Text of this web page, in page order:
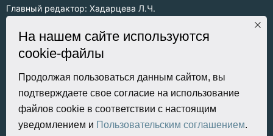
Главный редактор: Хадарцева Л.Ч.
Информация на сайте предназначена для лиц старше 16 лет.
Все права на любые материалы, опубликованные на сайте,
защищены в соответствии с российским законодательством
об интеллектуальной собственности. Любое использование
текстовых, фото, аудио и видеоматериалов возможно только
с согласия правообладателя (ООО «Крылья») и при строгом
наличии ссылки на ресурс. Для сетевых ресурсов –
гиперссылка.
На нашем сайте используются
cookie-файлы
Продолжая пользоваться данным сайтом, вы
подтверждаете свое согласие на использование
файлов cookie в соответствии с настоящим
уведомлением и Пользовательским соглашением.